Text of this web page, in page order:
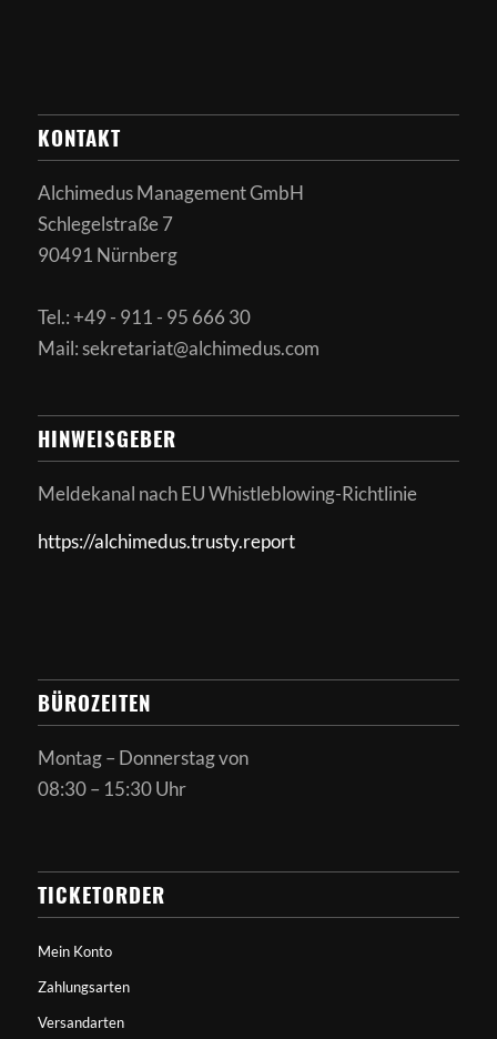
KONTAKT
Alchimedus Management GmbH
Schlegelstraße 7
90491 Nürnberg
Tel.: +49 - 911 - 95 666 30
Mail: sekretariat@alchimedus.com
HINWEISGEBER
Meldekanal nachEU Whistleblowing-Richtlinie
https://alchimedus.trusty.report
BÜROZEITEN
Montag – Donnerstag von
08:30 – 15:30 Uhr
TICKETORDER
Mein Konto
Zahlungsarten
Versandarten